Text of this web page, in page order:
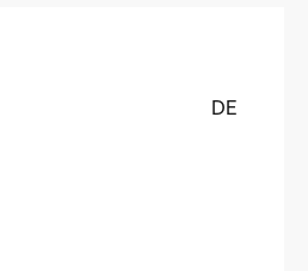
DE